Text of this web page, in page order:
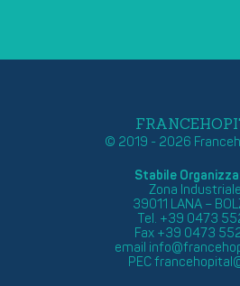
© 2019 - 2026
Stabile
Zona Industriale
39011 LANA –
Tel. +39 0473
Fax +39 0473
email
PEC